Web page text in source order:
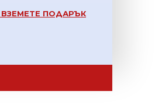
ВЗЕМЕТЕ ПОДАРЪК